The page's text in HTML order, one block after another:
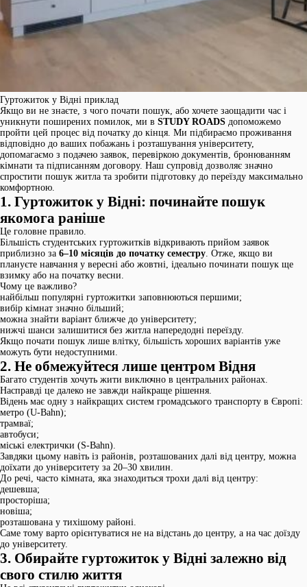
Гуртожиток у Відні приклад
Якщо ви не знаєте, з чого почати пошук, або хочете заощадити час і
уникнути поширених помилок, ми в STUDY ROADS допоможемо
пройти цей процес від початку до кінця. Ми підбираємо проживання
відповідно до ваших побажань і розташування університету,
допомагаємо з подачею заявок, перевіркою документів, бронюванням
кімнати та підписанням договору. Наш супровід дозволяє значно
спростити пошук житла та зробити підготовку до переїзду максимально
комфортною.
1. Гуртожиток у Відні: починайте пошук
якомога раніше
Це головне правило.
Більшість студентських гуртожитків відкривають прийом заявок
приблизно за 6–10 місяців до початку семестру. Отже, якщо ви
плануєте навчання у вересні або жовтні, ідеально починати пошук ще
взимку або на початку весни.
Чому це важливо?
найбільш популярні гуртожитки заповнюються першими;
вибір кімнат значно більший;
можна знайти варіант ближче до університету;
нижчі шанси залишитися без житла напередодні переїзду.
Якщо почати пошук лише влітку, більшість хороших варіантів уже
можуть бути недоступними.
2. Не обмежуйтеся лише центром Відня
Багато студентів хочуть жити виключно в центральних районах.
Насправді це далеко не завжди найкраще рішення.
Відень має одну з найкращих систем громадського транспорту в Європі:
метро (U-Bahn);
трамваї;
автобуси;
міські електрички (S-Bahn).
Завдяки цьому навіть із районів, розташованих далі від центру, можна
доїхати до університету за 20–30 хвилин.
До речі, часто кімната, яка знаходиться трохи далі від центру:
дешевша;
просторіша;
новіша;
розташована у тихішому районі.
Саме тому варто орієнтуватися не на відстань до центру, а на час доїзду
до університету.
3. Обирайте гуртожиток у Відні залежно від
свого стилю життя